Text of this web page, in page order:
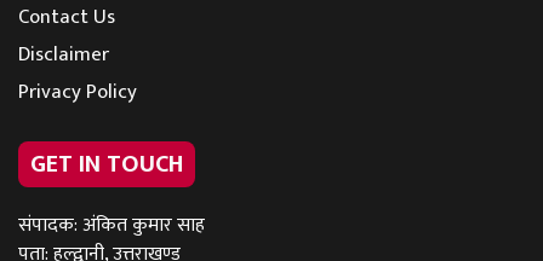
Contact Us
Disclaimer
Privacy Policy
GET IN TOUCH
संपादक: अंकित कुमार साह
पता: हल्द्वानी, उत्तराखण्ड